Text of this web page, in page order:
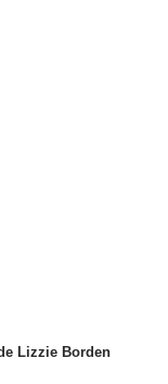
Lizzie Borden